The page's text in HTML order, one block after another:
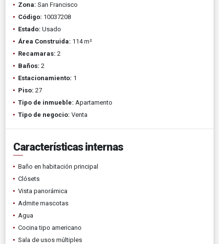
Zona: San Francisco
Código: 10037208
Estado: Usado
Área Construida: 114 m²
Recamaras: 2
Baños: 2
Estacionamiento: 1
Piso: 27
Tipo de inmueble: Apartamento
Tipo de negocio: Venta
Características internas
Baño en habitación principal
Clósets
Vista panorámica
Admite mascotas
Agua
Cocina tipo americano
Sala de usos múltiples